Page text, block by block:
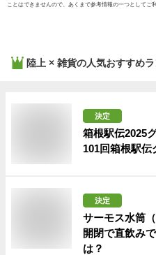
ことはできませんので、あくまで参考情報の一つとしてご
陸上 × 雑貨の人気おすすめ
決定
箱根駅伝2025
101回箱根駅伝
決定
サーモス水筒
開閉で直飲み
は？